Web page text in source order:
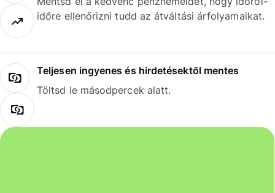
időre ellenőrizni tudd az átváltási árfolyamaikat.
Teljesen ingyenes és hirdetésektől mentes
Töltsd le másodpercek alatt.